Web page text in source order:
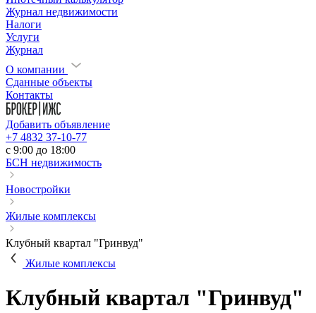
Журнал недвижимости
Налоги
Услуги
Журнал
О компании
Сданные объекты
Контакты
Добавить объявление
+7 4832 37-10-77
c 9:00 до 18:00
БСН недвижимость
Новостройки
Жилые комплексы
Клубный квартал "Гринвуд"
Жилые комплексы
Клубный квартал "Гринвуд"